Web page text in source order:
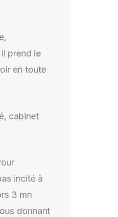
prend le
en toute
cabinet
incité à
3 mn
donnant